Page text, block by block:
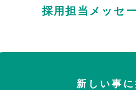
採用担当メッセ
新しい事